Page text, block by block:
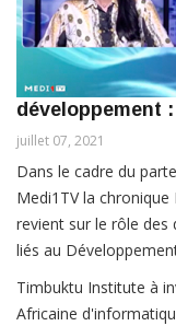
développement
juillet 07, 2021
Dans le cadre du
Medi1TV la
revient sur le rôle des
liés au
Timbuktu Institute à
Africaine